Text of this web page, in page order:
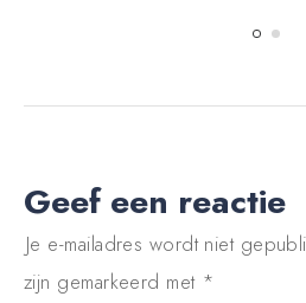
Geef een reactie
Je e-mailadres wordt niet
zijn gemarkeerd met *